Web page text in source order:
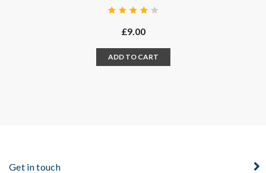
4.00
out of
£9.00
ADD TO CART
Get in touch